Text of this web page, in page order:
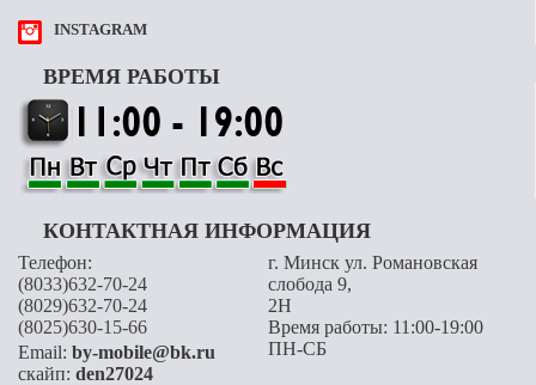
INSTAGRAM
ВРЕМЯ РАБОТЫ
КОНТАКТНАЯ ИНФОРМАЦИЯ
Телефон:
(8033)632-70-24
(8029)632-70-24
(8025)630-15-66
Email: by-mobile@bk.ru
скайп: den27024
г. Минск ул. Романовская
слобода 9,
2H
Время работы: 11:00-19:00
ПН-СБ